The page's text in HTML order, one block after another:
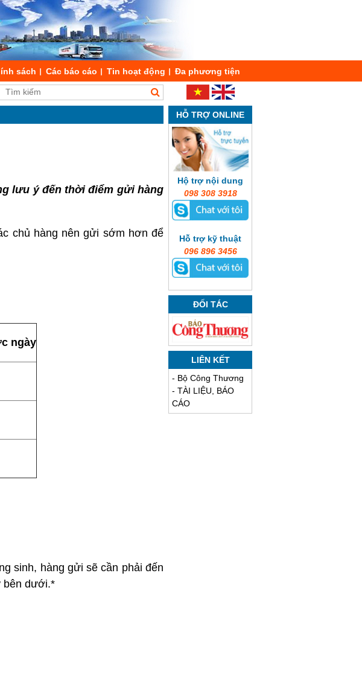
sách Các báo cáo Tin hoạt động Đa phương tiện
lưu ý đến thời điểm gửi hàng
chủ hàng nên gửi sớm hơn để
ngày
sinh, hàng gửi sẽ cần phải đến
bên dưới.*
HỖ TRỢ ONLINE
Hộ trợ nội dung
098 308 3918
Hỗ trợ kỹ thuật
096 896 3456
ĐỐI TÁC
LIÊN KẾT
- Bộ Công Thương
- TÀI LIỆU, BÁO
CÁO